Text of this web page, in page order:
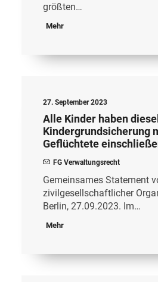
größten…
Mehr
27. September 2023
Alle Kinder haben
Kindergrundsicherung
Geflüchtete
FG Verwaltungsrecht
Gemeinsames Statement
zivilgesellschaftlicher
Berlin, 27.09.2023. Im…
Mehr